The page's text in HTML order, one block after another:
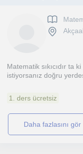
Matematik sıkıcıdır ta
istiyorsanız doğru
1. ders ücretsiz
daha fazlasını gör